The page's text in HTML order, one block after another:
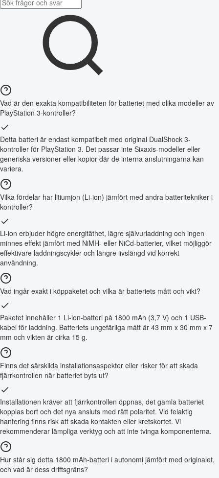
Vad är den exakta kompatibiliteten för batteriet med olika modeller av
PlayStation 3-kontroller?
Detta batteri är endast kompatibelt med original DualShock 3-
kontroller för PlayStation 3. Det passar inte Sixaxis-modeller eller
generiska versioner eller kopior där de interna anslutningarna kan
variera.
Vilka fördelar har litiumjon (Li-ion) jämfört med andra batteritekniker i
kontroller?
Li-ion erbjuder högre energitäthet, lägre självurladdning och ingen
minnes effekt jämfört med NiMH- eller NiCd-batterier, vilket möjliggör
effektivare laddningscykler och längre livslängd vid korrekt
användning.
Vad ingår exakt i köppaketet och vilka är batteriets mått och vikt?
Paketet innehåller 1 Li-ion-batteri på 1800 mAh (3,7 V) och 1 USB-
kabel för laddning. Batteriets ungefärliga mått är 43 mm x 30 mm x 7
mm och vikten är cirka 15 g.
Finns det särskilda installationsaspekter eller risker för att skada
fjärrkontrollen när batteriet byts ut?
Installationen kräver att fjärrkontrollen öppnas, det gamla batteriet
kopplas bort och det nya ansluts med rätt polaritet. Vid felaktig
hantering finns risk att skada kontakten eller kretskortet. Vi
rekommenderar lämpliga verktyg och att inte tvinga komponenterna.
Hur står sig detta 1800 mAh-batteri i autonomi jämfört med originalet,
och vad är dess driftsgräns?